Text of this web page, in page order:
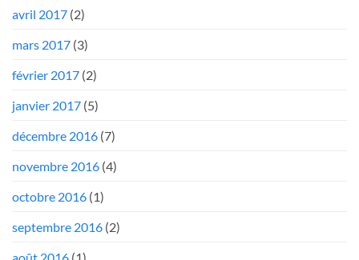
avril 2017 (2)
mars 2017 (3)
février 2017 (2)
janvier 2017 (5)
décembre 2016 (7)
novembre 2016 (4)
octobre 2016 (1)
septembre 2016 (2)